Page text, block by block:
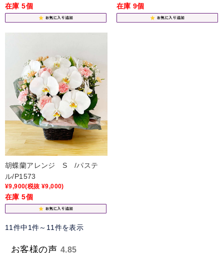
在庫 5個 在庫 9個
胡蝶蘭アレンジ S /パステ
ル/P1573
¥9,900(税抜 ¥9,000)
在庫 5個
11件中1件～11件を表示
お客様の声 4.85